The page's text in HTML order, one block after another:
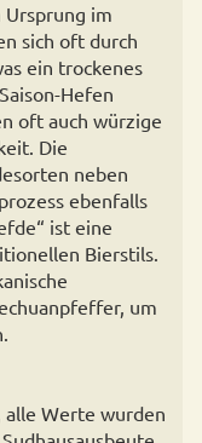
Ursprung im
sich oft durch
ein trockenes
Hefen
oft auch würzige
Die
neben
ebenfalls
ist eine
Bierstils.
um
Werte wurden